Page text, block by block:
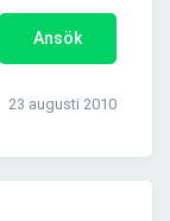
Ansök
23 augusti 2010